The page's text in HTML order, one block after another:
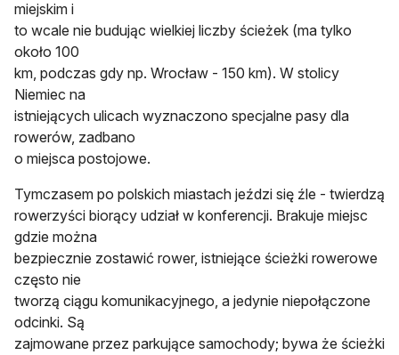
miejskim i
to wcale nie budując wielkiej liczby ścieżek (ma tylko
około 100
km, podczas gdy np. Wrocław - 150 km). W stolicy
Niemiec na
istniejących ulicach wyznaczono specjalne pasy dla
rowerów, zadbano
o miejsca postojowe.
Tymczasem po polskich miastach jeździ się źle - twierdzą
rowerzyści biorący udział w konferencji. Brakuje miejsc
gdzie można
bezpiecznie zostawić rower, istniejące ścieżki rowerowe
często nie
tworzą ciągu komunikacyjnego, a jedynie niepołączone
odcinki. Są
zajmowane przez parkujące samochody; bywa że ścieżki